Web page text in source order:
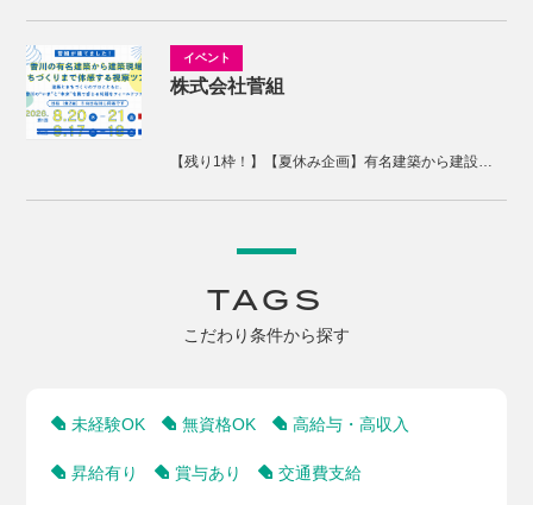
株式会社菅組
【残り1枠！】【夏休み企画】有名建築から建設現場、まちづくりまで体感する2days視察ツアー
TAGS
こだわり条件から探す
未経験OK 無資格OK 高給与・高収入
昇給有り 賞与あり 交通費支給